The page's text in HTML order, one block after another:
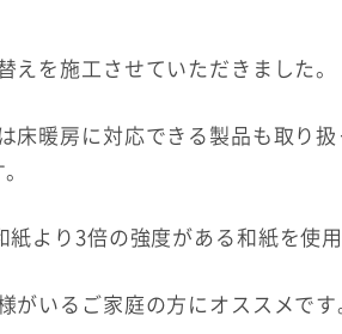
を施工させていただきました。
床暖房に対応できる製品も取り
より3倍の強度がある和紙を使用
いるご家庭の方にオススメです